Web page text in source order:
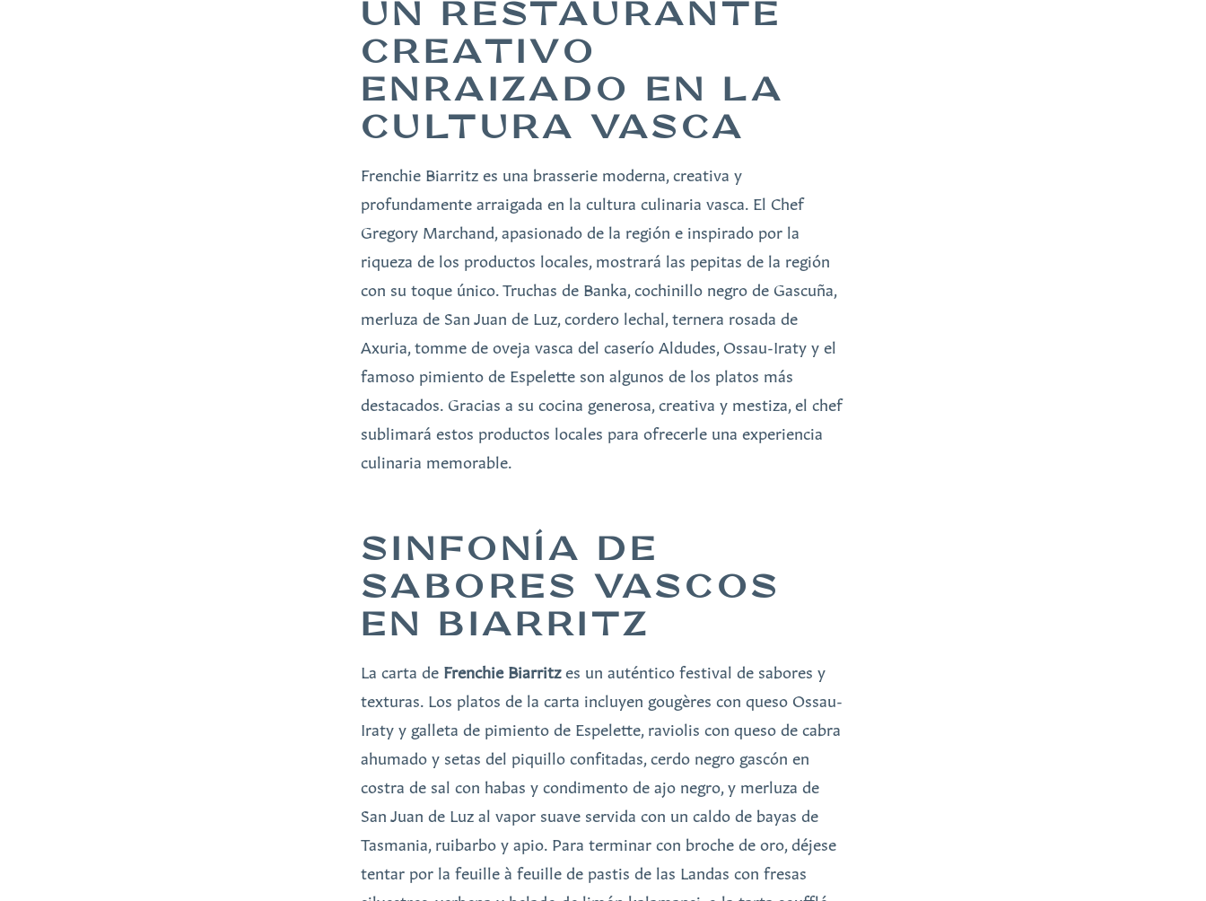
UN RESTAURANTE
CREATIVO
ENRAIZADO EN LA
CULTURA VASCA
Frenchie Biarritz es una brasserie moderna, creativa y
profundamente arraigada en la cultura culinaria vasca. El Chef
Gregory Marchand, apasionado de la región e inspirado por la
riqueza de los productos locales, mostrará las pepitas de la región
con su toque único. Truchas de Banka, cochinillo negro de Gascuña,
merluza de San Juan de Luz, cordero lechal, ternera rosada de
Axuria, tomme de oveja vasca del caserío Aldudes, Ossau-Iraty y el
famoso pimiento de Espelette son algunos de los platos más
destacados. Gracias a su cocina generosa, creativa y mestiza, el chef
sublimará estos productos locales para ofrecerle una experiencia
culinaria memorable.
SINFONÍA DE
SABORES VASCOS
EN BIARRITZ
La carta de Frenchie Biarritzes un auténtico festival de sabores y
texturas. Los platos de la carta incluyen gougères con queso Ossau-
Iraty y galleta de pimiento de Espelette, raviolis con queso de cabra
ahumado y setas del piquillo confitadas, cerdo negro gascón en
costra de sal con habas y condimento de ajo negro, y merluza de
San Juan de Luz al vapor suave servida con un caldo de bayas de
Tasmania, ruibarbo y apio. Para terminar con broche de oro, déjese
tentar por la feuille à feuille de pastis de las Landas con fresas